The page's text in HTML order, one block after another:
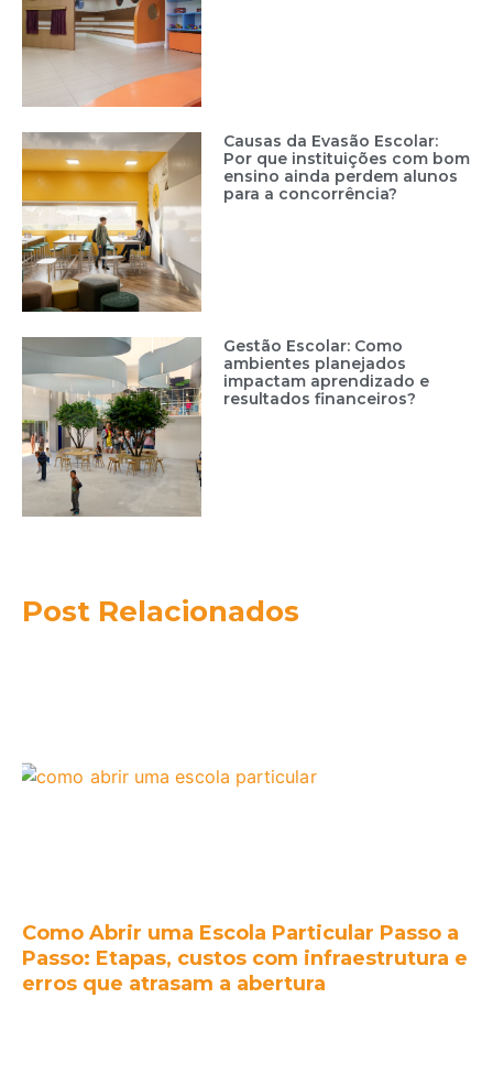
Causas da Evasão Escolar:
Por que instituições com bom
ensino ainda perdem alunos
para a concorrência?
Gestão Escolar: Como
ambientes planejados
impactam aprendizado e
resultados financeiros?
Post Relacionados
Como Abrir uma Escola Particular Passo a
Passo: Etapas, custos com infraestrutura e
erros que atrasam a abertura